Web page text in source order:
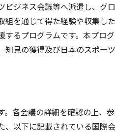
ビジネス会議等へ派遣し、グ
組を通じて得た経験や収集し
するプログラムです。本プロ
知見の獲得及び日本のスポー
各会議の詳細を確認の上、
、以下に記載されている国際